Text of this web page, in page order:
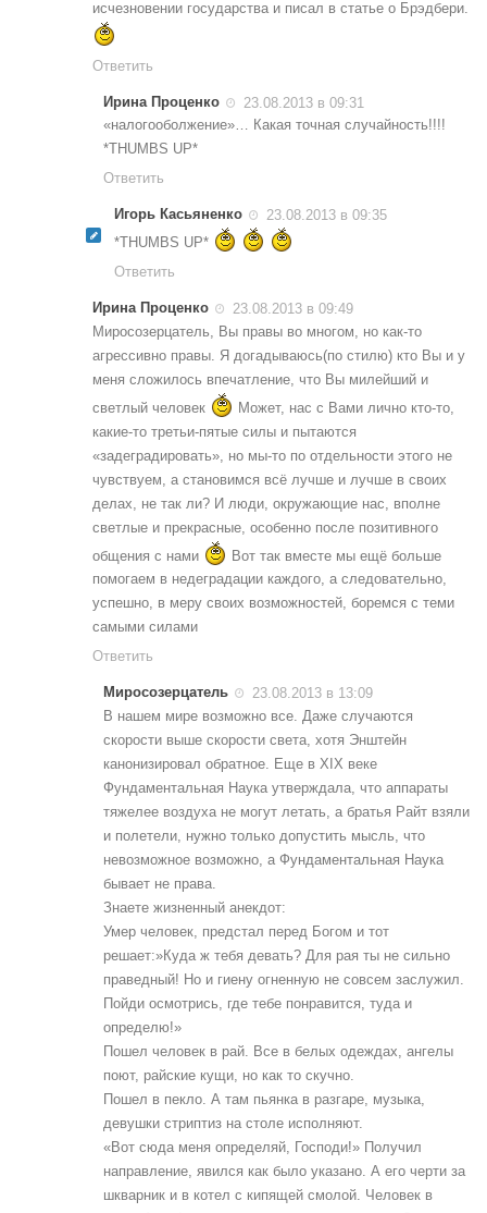
исчезновении государства и писал в статье о Брэдбери.
Ответить
Ирина Проценко
23.08.2013 в 09:31
«налогооболжение»… Какая точная случайность!!!!
*THUMBS UP*
Ответить
Игорь Касьяненко
23.08.2013 в 09:35
*THUMBS UP*
Ответить
Ирина Проценко
23.08.2013 в 09:49
Миросозерцатель, Вы правы во многом, но как-то
агрессивно правы. Я догадываюсь(по стилю) кто Вы и у
меня сложилось впечатление, что Вы милейший и
светлый человек
Может, нас с Вами лично кто-то,
какие-то третьи-пятые силы и пытаются
«задеградировать», но мы-то по отдельности этого не
чувствуем, а становимся всё лучше и лучше в своих
делах, не так ли? И люди, окружающие нас, вполне
светлые и прекрасные, особенно после позитивного
общения с нами
Вот так вместе мы ещё больше
помогаем в недеградации каждого, а следовательно,
успешно, в меру своих возможностей, боремся с теми
самыми силами
Ответить
Миросозерцатель
23.08.2013 в 13:09
В нашем мире возможно все. Даже случаются
скорости выше скорости света, хотя Энштейн
канонизировал обратное. Еще в XIX веке
Фундаментальная Наука утверждала, что аппараты
тяжелее воздуха не могут летать, а братья Райт взяли
и полетели, нужно только допустить мысль, что
невозможное возможно, а Фундаментальная Наука
бывает не права.
Знаете жизненный анекдот:
Умер человек, предстал перед Богом и тот
решает:»Куда ж тебя девать? Для рая ты не сильно
праведный! Но и гиену огненную не совсем заслужил.
Пойди осмотрись, где тебе понравится, туда и
определю!»
Пошел человек в рай. Все в белых одеждах, ангелы
поют, райские кущи, но как то скучно.
Пошел в пекло. А там пьянка в разгаре, музыка,
девушки стриптиз на столе исполняют.
«Вот сюда меня определяй, Господи!» Получил
направление, явился как было указано. А его черти за
шкварник и в котел с кипящей смолой. Человек в